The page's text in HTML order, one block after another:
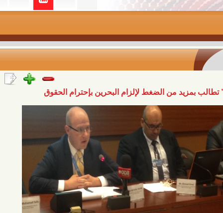
من الضغط لإلزام البحرين بإحترام الحقوق